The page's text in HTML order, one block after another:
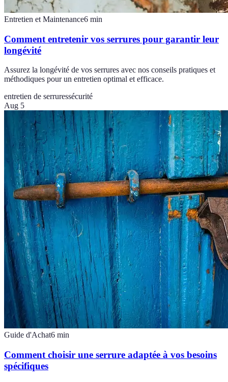
Entretien et Maintenance6 min
Comment entretenir vos serrures pour garantir leur
longévité
Assurez la longévité de vos serrures avec nos conseils pratiques et
méthodiques pour un entretien optimal et efficace.
entretien de serruressécurité
Aug 5
Guide d'Achat6 min
Comment choisir une serrure adaptée à vos besoins
spécifiques